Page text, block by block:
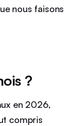
nous faisons
?
en 2026,
compris